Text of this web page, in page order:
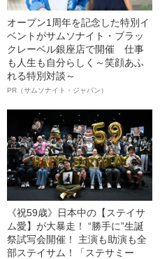
オープン1周年を記念した特別イ
ベントがサムソナイト・ブラッ
クレーベル銀座店で開催 仕事
も人生も自分らしく～笑顔あふ
れる特別対談～
PR（サムソナイト・ジャパン）
《祝59歳》日本中の【ステイサ
ム愛】が大暴走！ “勝手に”生誕
祭試写会開催！ 主演も助演も全
部ステイサム！「ステサミー